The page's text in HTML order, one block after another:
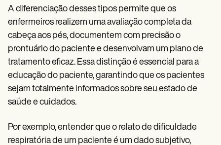
A diferenciação desses tipos permite que os
enfermeiros realizem uma avaliação completa da
cabeça aos pés, documentem com precisão o
prontuário do paciente e desenvolvam um plano de
tratamento eficaz. Essa distinção é essencial para a
educação do paciente, garantindo que os pacientes
sejam totalmente informados sobre seu estado de
saúde e cuidados.
Por exemplo, entender que o relato de dificuldade
respiratória de um paciente é um dado subjetivo,